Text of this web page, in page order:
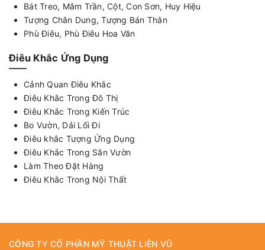
Bát Treo, Mâm Trần, Cột, Con Sơn, Huy Hiệu
Tượng Chân Dung, Tượng Bán Thân
Phù Điêu, Phù Điêu Hoa Văn
Điêu Khắc Ứng Dụng
Cảnh Quan Điêu Khắc
Điêu Khắc Trong Đô Thị
Điêu Khắc Trong Kiến Trúc
Bo Vườn, Dải Lối Đi
Điêu khắc Tượng Ứng Dụng
Điêu Khắc Trong Sân Vườn
Làm Theo Đặt Hàng
Điêu Khắc Trong Nội Thất
CÔNG TY CỔ PHẦN MỸ THUẬT LIÊN VŨ